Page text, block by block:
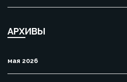
АРХИВЫ
мая 2026